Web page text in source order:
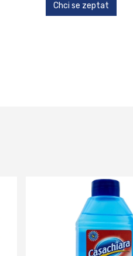
Chci se zeptat